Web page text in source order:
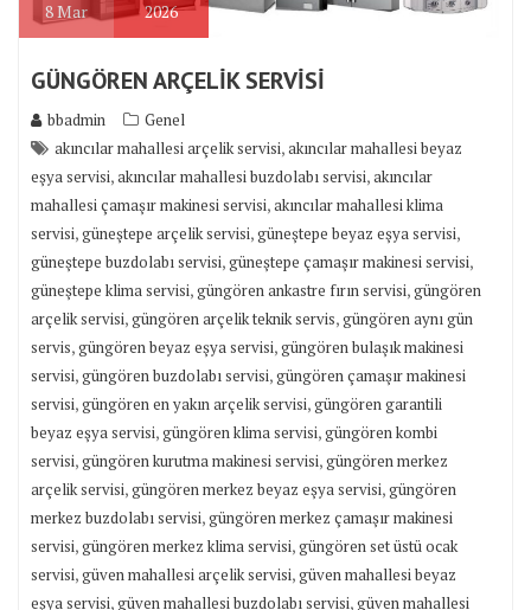
8Mar 2026
GÜNGÖREN ARÇELİK SERVİSİ
bbadmin
Genel
akıncılar mahallesi arçelik servisi,akıncılar mahallesi beyaz
eşya servisi,akıncılar mahallesi buzdolabı servisi,akıncılar
mahallesi çamaşır makinesi servisi,akıncılar mahallesi klima
servisi,güneştepe arçelik servisi,güneştepe beyaz eşya servisi,
güneştepe buzdolabı servisi,güneştepe çamaşır makinesi servisi,
güneştepe klima servisi,güngören ankastre fırın servisi,güngören
arçelik servisi,güngören arçelik teknik servis,güngören aynı gün
servis,güngören beyaz eşya servisi,güngören bulaşık makinesi
servisi,güngören buzdolabı servisi,güngören çamaşır makinesi
servisi,güngören en yakın arçelik servisi,güngören garantili
beyaz eşya servisi,güngören klima servisi,güngören kombi
servisi,güngören kurutma makinesi servisi,güngören merkez
arçelik servisi,güngören merkez beyaz eşya servisi,güngören
merkez buzdolabı servisi,güngören merkez çamaşır makinesi
servisi,güngören merkez klima servisi,güngören set üstü ocak
servisi,güven mahallesi arçelik servisi,güven mahallesi beyaz
eşya servisi,güven mahallesi buzdolabı servisi,güven mahallesi